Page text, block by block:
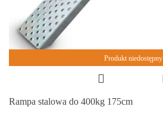
Produkt niedostępny
Rampa stalowa do 400kg 175cm